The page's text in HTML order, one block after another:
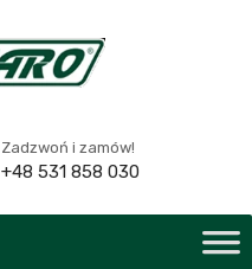
Zadzwoń i zamów!
+48 531 858 030